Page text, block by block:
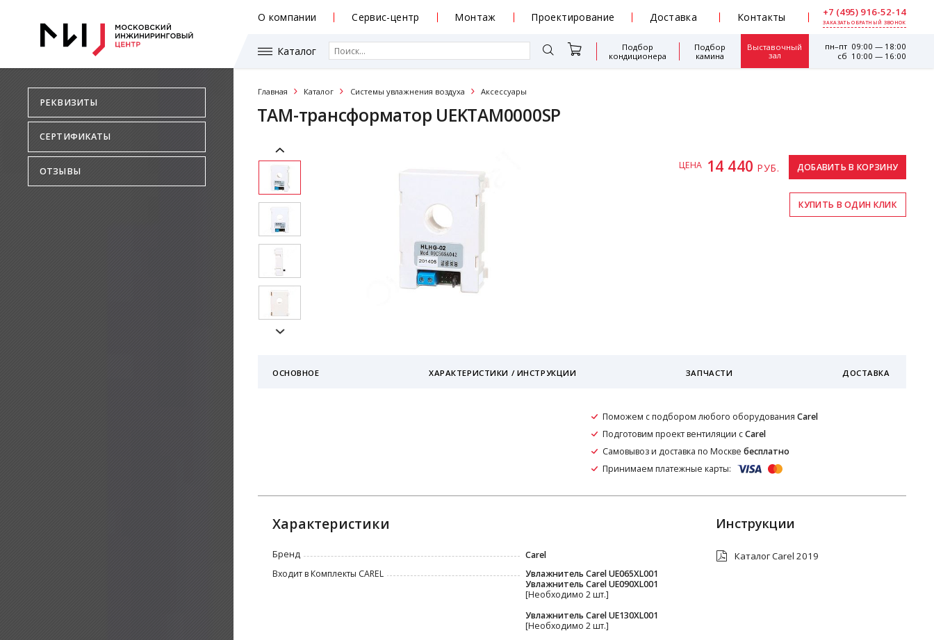
О компании Сервис-центр Монтаж Проектирование Доставка Контакты +7 (495) 916-52-14
ЗАКАЗАТЬ ОБРАТНЫЙ ЗВОНОК
Каталог
Подбор
кондиционера
Подбор
камина
Выставочный
зал
пн–пт 09:00 — 18:00
сб 10:00 — 16:00
РЕКВИЗИТЫ
СЕРТИФИКАТЫ
ОТЗЫВЫ
Главная Каталог Системы увлажнения воздуха Аксессуары
TAM-трансформатор UEKTAM0000SP
ЦЕНА 14 440 РУБ.
ОСНОВНОЕ ХАРАКТЕРИСТИКИ / ИНСТРУКЦИИ ЗАПЧАСТИ ДОСТАВКА
Поможем с подбором любого оборудования Carel
Подготовим проект вентиляции сCarel
Самовывоз и доставка по Москве бесплатно
Принимаем платежные карты:
Характеристики
Бренд
Carel
Входит в Комплекты CAREL
Увлажнитель Carel UE065XL001
Увлажнитель Carel UE090XL001
[Необходимо 2 шт.]
Увлажнитель Carel UE130XL001
[Необходимо 2 шт.]
Инструкции
Каталог Carel 2019